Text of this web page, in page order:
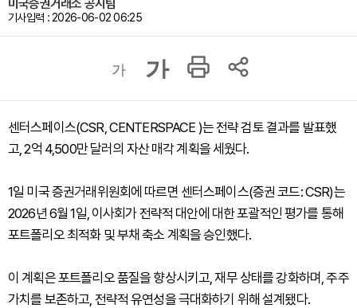
미국증권거래소 공시팀
기사입력 : 2026-06-02 06:25
가 가
센터스페이스(CSR, CENTERSPACE )는 전략 검토 결과를 발표했
고, 2억 4,500만 달러의 자산 매각 계획을 세웠다.
1일 미국 증권거래위원회에 따르면 센터스페이스(증권 코드: CSR)는
2026년 6월 1일, 이사회가 전략적 대안에 대한 포괄적인 평가를 통해
포트폴리오 최적화 및 부채 축소 계획을 승인했다.
이 계획은 포트폴리오 품질을 향상시키고, 재무 상태를 강화하며, 주주
가치를 보존하고, 전략적 유연성을 극대화하기 위해 설계됐다.